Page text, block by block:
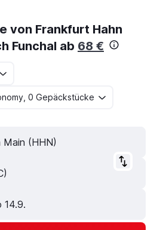
von Frankfurt Hahn
Funchal ab 68 €
0 Gepäckstücke
Main (HHN)
14.9.